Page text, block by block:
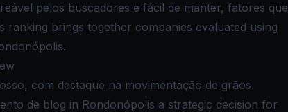
pelos buscadores e fácil de manter, fatores que
brings together companies evaluated using
com destaque na movimentação de grãos.
de blog in Rondonópolis a strategic decision for